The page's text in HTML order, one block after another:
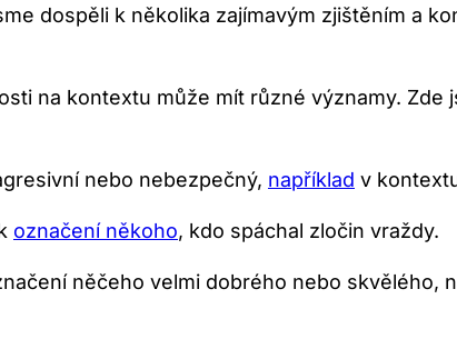
dospěli k několika zajímavým zjištěním a
na kontextu může mít různé významy. Zde
nebo nebezpečný, například v
označení někoho, kdo spáchal zločin vraždy.
něčeho velmi dobrého nebo skvělého,